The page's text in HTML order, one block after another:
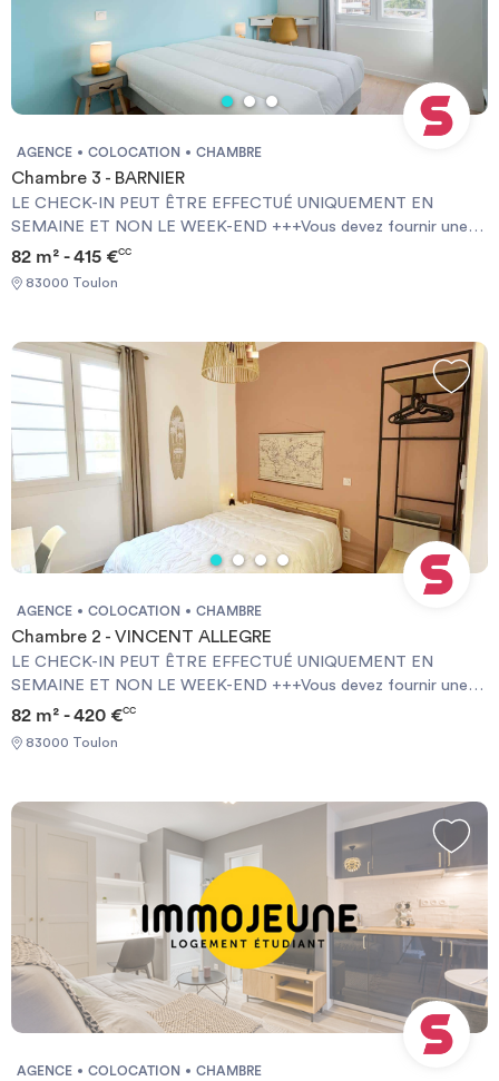
AGENCE COLOCATION CHAMBRE
Chambre 3 - BARNIER
LE CHECK-IN PEUT ÊTRE EFFECTUÉ UNIQUEMENT EN
SEMAINE ET NON LE WEEK-END +++Vous devez fournir une
Garantie Visale obligatoirement et une assurance habitation+++
[ENG] CHECK-IN CAN ONLY BE DONE ON WEEKDAYS AND
NOT AT WEEKENDS +++You must provide a Visale Guarantee
82 m² - 415 €CC
83000 Toulon
AGENCE COLOCATION CHAMBRE
Chambre 2 - VINCENT ALLEGRE
LE CHECK-IN PEUT ÊTRE EFFECTUÉ UNIQUEMENT EN
SEMAINE ET NON LE WEEK-END +++Vous devez fournir une
Garantie Visale obligatoirement et une assurance habitation+++
[ENG] CHECK-IN CAN ONLY BE DONE ON WEEKDAYS AND
NOT AT WEEKENDS +++You must provide a Visale Guarantee
82 m² - 420 €CC
83000 Toulon
AGENCE COLOCATION CHAMBRE